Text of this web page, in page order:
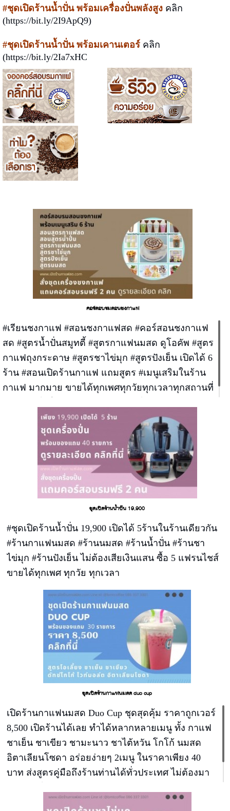
#ชุดเปิดร้านน้ำปั่น พร้อมเครื่องปั่นพลังสูงคลิก
(https://bit.ly/2I9ApQ9)
#ชุดเปิดร้านน้ำปั่น พร้อมเคานเตอร์ คลิก
(https://bit.ly/2Ia7xHC
คอร์สอบรมสอนชงกาแฟ
#เรียนชงกาแฟ #สอนชงกาแฟสด #คอร์สอนชงกาแฟ
สด #สูตรน้ำปั่นสมูทตี้ #สูตรกาแฟนมสด ดูโอคัพ #สูตร
กาแฟถุงกระดาษ #สูตรชาไข่มุก #สูตรปังเย็น เปิดได้ 6
ร้าน #สอนเปิดร้านกาแฟ แถมสูตร #เมนูเสริมในร้าน
กาแฟ มากมาย ขายได้ทุกเพศทุกวัยทุกเวลาทุกสถานที่
ชุดเปิดร้านน้ำปั่น 19,900
#ชุดเปิดร้านน้ำปั่น 19,900 เปิดได้ 5ร้านในร้านเดียวกัน
#ร้านกาแฟนมสด #ร้านนมสด #ร้านน้ำปั่น #ร้านชา
ไข่มุก #ร้านปังเย็น ไม่ต้องเสียเงินแสน ซื้อ 5 แฟรนไชส์
ขายได้ทุกเพศ ทุกวัย ทุกเวลา
ชุดเปิดร้านกาแฟนมสด duo cup
เปิดร้านกาแฟนมสด Duo Cup ชุดสุดคุ้ม ราคาถูกเวอร์
8,500 เปิดร้านได้เลย ทำได้หลากหลายเมนู ทั้ง กาแฟ
ชาเย็น ชาเขียว ชามะนาว ชาไต้หวัน โกโก้ นมสด
อิตาเลียนโซดา อร่อยง่ายๆ 2เมนู ในราคาเพียง 40
บาท ส่งสูตรคู่มือถึงร้านท่านได้ทั่วประเทศ ไม่ต้องมา